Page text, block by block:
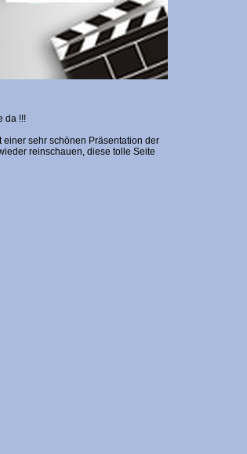
da !!!
sehr schönen Präsentation der
reinschauen, diese tolle Seite